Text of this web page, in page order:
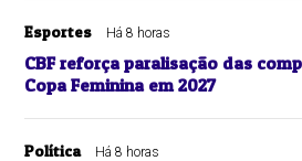
Esportes Há 8 horas
CBF reforça paralisação das
Copa Feminina em 2027
Política Há 8 horas